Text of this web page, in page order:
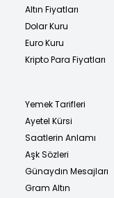
Altın Fiyatları
Dolar Kuru
Euro Kuru
Kripto Para Fiyatları
Yemek Tarifleri
Ayetel Kürsi
Saatlerin Anlamı
Aşk Sözleri
Günaydın Mesajları
Gram Altın